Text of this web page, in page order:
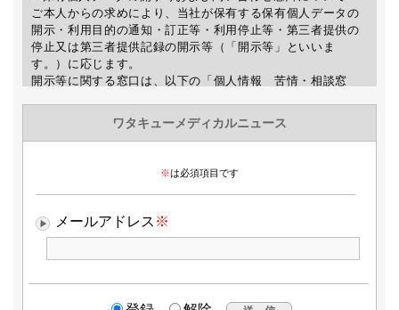
ご本人からの求めにより、当社が保有する保有個人データの
開示・利用目的の通知・訂正等・利用停止等・第三者提供の
停止又は第三者提供記録の開示等（「開示等」といいま
す。）に応じます。
開示等に関する窓口は、以下の「個人情報 苦情・相談窓
7.個人情報を入力するにあたっての注意事項
個人情報の提供は任意ですが、正確な情報をご提供いただけ
場合がありますので、予めご了承下さい。
クッキーやウェブビーコン等を用いるなどして、本人が容易
に認識できない方法による個人情報の取得は行っておりませ
9.個人情報の安全管理措置について
取得した個人情報の漏洩、滅失または毀損の防止及び是正、